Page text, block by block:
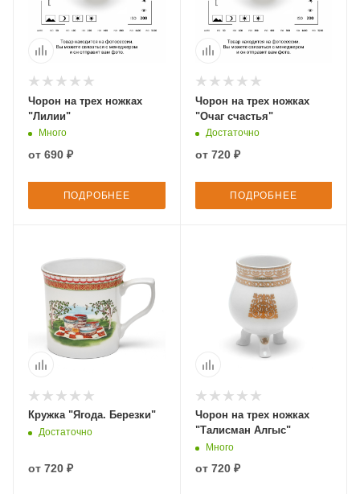
Чорон на трех ножках
"Лилии"
Много
от 690 ₽
ПОДРОБНЕЕ
Чорон на трех ножках
"Очаг счастья"
Достаточно
от 720 ₽
ПОДРОБНЕЕ
Кружка "Ягода. Березки"
Достаточно
от 720 ₽
Чорон на трех ножках
"Талисман Алгыс"
Много
от 720 ₽